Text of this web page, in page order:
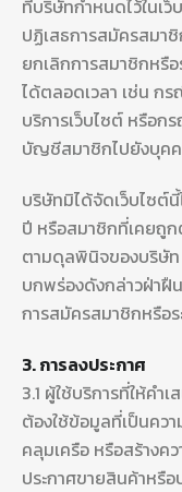
ที่บริษัทกำหนดไว้ในเ
ปฏิเสธการสมัครสมา
ยกเลิกการสมาชิกหรือ
ได้ตลอดเวลา เช่น กร
บริการเว็บไซต์ หรือก
บัญชีสมาชิกไปยังบุค
บริษัทมิได้จัดเว็บไซต์นี้
ปี หรือสมาชิกที่เคยถู
ตามดุลพินิจของบริษั
บกพร่องดังกล่าวฝ่าฝื
การสมัครสมาชิกหรือร
3. การลงประกาศ
3.1 ผู้ใช้บริการที่ให้คำ
ต้องใช้ข้อมูลที่เป็นคว
คลุมเครือ หรือสร้างค
ประกาศขายสินค้าหรื